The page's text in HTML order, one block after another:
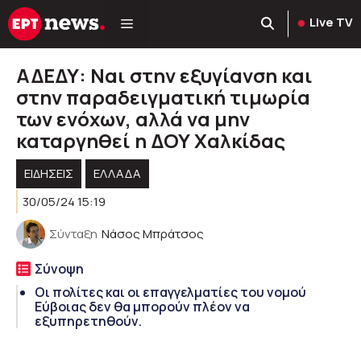
Μετάβαση
σε
Live TV
ΑΔΕΔΥ: Ναι στην εξυγίανση και
στην παραδειγματική τιμωρία
των ενόχων, αλλά να μην
καταργηθεί η ΔΟΥ Χαλκίδας
ΕΙΔΗΣΕΙΣ
ΕΛΛΑΔΑ
30/05/24 15:19
Σύνταξη Νάσος Μπράτσος
Σύνοψη
Οι πολίτες και οι επαγγελματίες του νομού
Εύβοιας δεν θα μπορούν πλέον να
εξυπηρετηθούν.